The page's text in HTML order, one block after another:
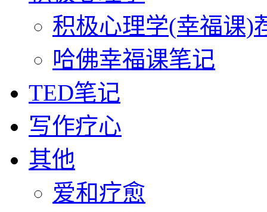
积极心理学(幸福课)
哈佛幸福课笔记
TED笔记
写作疗心
其他
爱和疗愈